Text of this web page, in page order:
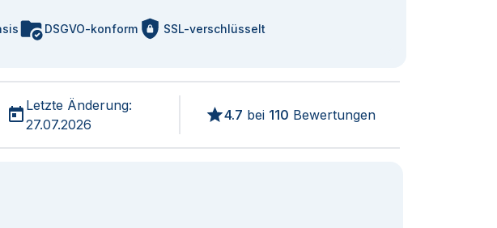
DSGVO-konform SSL-verschlüsselt
Letzte Änderung:
27.07.2026
4.7 bei 110 Bewertungen